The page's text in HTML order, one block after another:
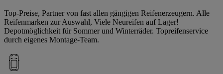
Top-Preise, Partner von fast allen gängigen Reifenerzeugern. Alle
Reifenmarken zur Auswahl, Viele Neureifen auf Lager!
Depotmöglichkeit für Sommer und Winterräder. Topreifenservice
durch eigenes Montage-Team.